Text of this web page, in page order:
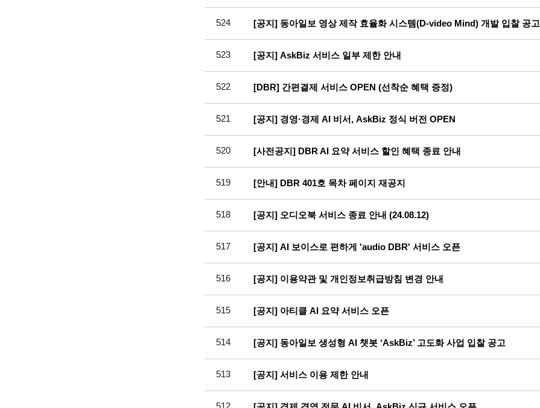
524 [공지] 동아일보 영상 제작 효율화 시스템(D-video Mind) 개발 입찰 공고
523 [공지] AskBiz 서비스 일부 제한 안내
522 [DBR] 간편결제 서비스 OPEN (선착순 혜택 증정)
521 [공지] 경영·경제 AI 비서, AskBiz 정식 버전 OPEN
520 [사전공지] DBR AI 요약 서비스 할인 혜택 종료 안내
519 [안내] DBR 401호 목차 페이지 재공지
518 [공지] 오디오북 서비스 종료 안내 (24.08.12)
517 [공지] AI 보이스로 편하게 'audio DBR' 서비스 오픈
516 [공지] 이용약관 및 개인정보취급방침 변경 안내
515 [공지] 아티클 AI 요약 서비스 오픈
514 [공지] 동아일보 생성형 AI 챗봇 ‘AskBiz’ 고도화 사업 입찰 공고
513 [공지] 서비스 이용 제한 안내